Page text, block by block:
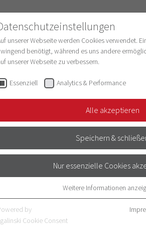
Struktur & Entwicklung
field of research at
departments and institutes.
and gender studies: the
on gender effects in economic
unserer Webseite werden Cookies verwendet.
benötigt, während es uns andere
unserer Webseite zu verbessern.
Essenziell Analytics & Performance
Alle akzeptieren
Speichern &
Nur essenzielle Cookies
Essenzielle Cookies werden für grundlegende
benötigt. Dadurch ist gewährleistet, dass die
Weitere Informationen
by
Cookie Consent